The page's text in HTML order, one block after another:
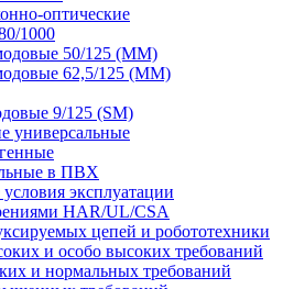
оптические
1000
50/125 (ММ)
62,5/125 (ММ)
9/125 (SM)
универсальные
в ПВХ
эксплуатации
HAR/UL/CSA
цепей и робототехники
и особо высоких требований
и нормальных требований